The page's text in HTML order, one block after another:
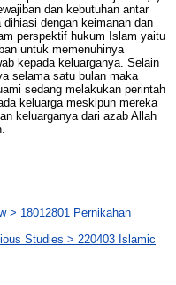
dan kebutuhan antar
dengan keimanan dan
perspektif hukum Islam yaitu
untuk memenuhinya
kepada keluarganya. Selain
selama satu bulan maka
sedang melakukan perintah
keluarga meskipun mereka
keluarganya dari azab Allah
> 18012801 Pernikahan
Studies > 220403 Islamic